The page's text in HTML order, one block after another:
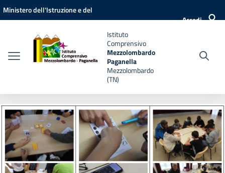
Vai ai contenuti
Vai al menu di navigazione
Vai al footer
Ministero dell'Istruzione e del
Accedi
Istituto
Comprensivo
Mezzolombardo
Paganella
Mezzolombardo
(TN)